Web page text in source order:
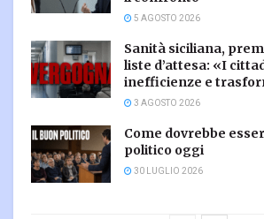
5 AGOSTO 2026
Sanità siciliana,
liste d’attesa: «I
inefficienze e
3 AGOSTO 2026
Come dovrebbe
politico oggi
30 LUGLIO 2026